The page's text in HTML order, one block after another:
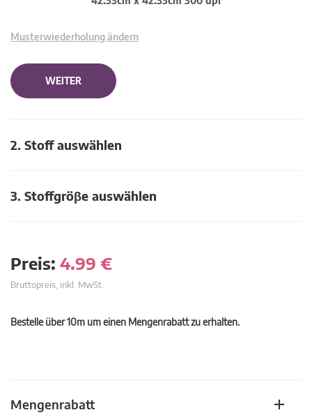
Musterwiederholung ändern
WEITER
2. Stoff auswählen
3. Stoffgröβe auswählen
Preis: 4.99 €
Bruttopreis, inkl. MwSt.
Bestelle über 10m um einen Mengenrabatt zu erhalten.
Mengenrabatt